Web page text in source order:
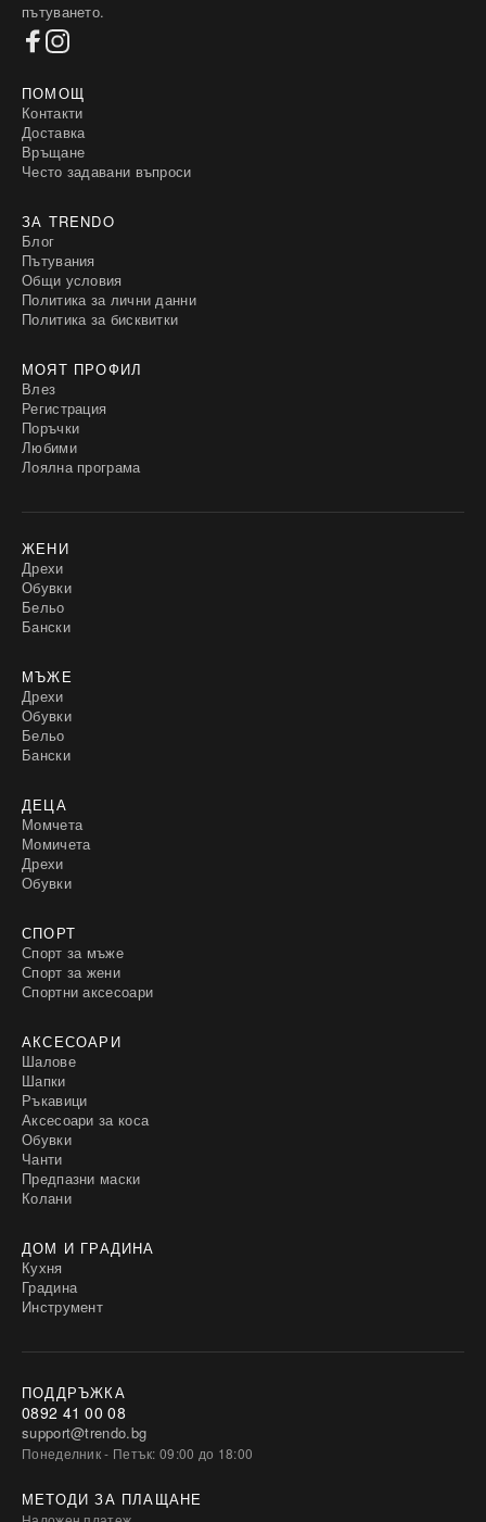
пътуването.
ПОМОЩ
Контакти
Доставка
Връщане
Често задавани въпроси
ЗА TRENDO
Блог
Пътувания
Общи условия
Политика за лични данни
Политика за бисквитки
МОЯТ ПРОФИЛ
Влез
Регистрация
Поръчки
Любими
Лоялна програма
ЖЕНИ
Дрехи
Обувки
Бельо
Бански
МЪЖЕ
Дрехи
Обувки
Бельо
Бански
ДЕЦА
Момчета
Момичета
Дрехи
Обувки
СПОРТ
Спорт за мъже
Спорт за жени
Спортни аксесоари
АКСЕСОАРИ
Шалове
Шапки
Ръкавици
Аксесоари за коса
Обувки
Чанти
Предпазни маски
Колани
ДОМ И ГРАДИНА
Кухня
Градина
Инструмент
ПОДДРЪЖКА
0892 41 00 08
support@trendo.bg
Понеделник - Петък: 09:00 до 18:00
МЕТОДИ ЗА ПЛАЩАНЕ